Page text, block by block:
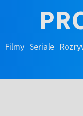
Filmy Seriale